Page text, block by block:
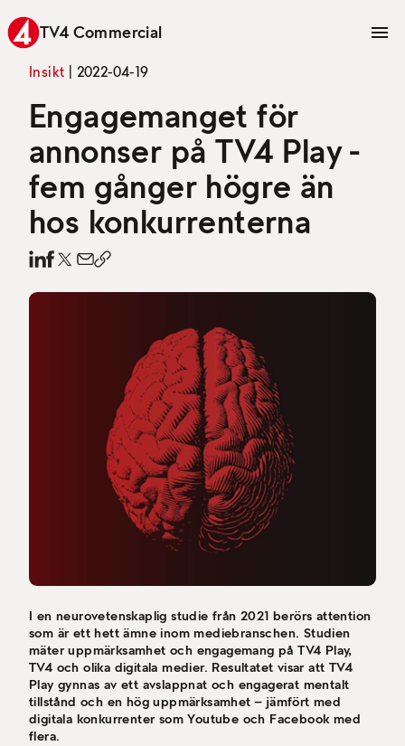
TV4 Commercial
Insikt 2022-04-19
Engagemanget för
annonser på TV4 Play -
fem gånger högre än
hos konkurrenterna
I en neurovetenskaplig studie från 2021 berörs attention
som är ett hett ämne inom mediebranschen. Studien
mäter uppmärksamhet och engagemang på TV4 Play,
TV4 och olika digitala medier. Resultatet visar att TV4
Play gynnas av ett avslappnat och engagerat mentalt
tillstånd och en hög uppmärksamhet – jämfört med
digitala konkurrenter som Youtube och Facebook med
flera.